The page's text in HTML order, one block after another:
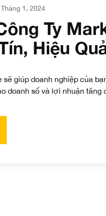
1, 2024
Ty
Hiệu
giúp doanh nghiệp của
doanh số và lợi nhuận tăng